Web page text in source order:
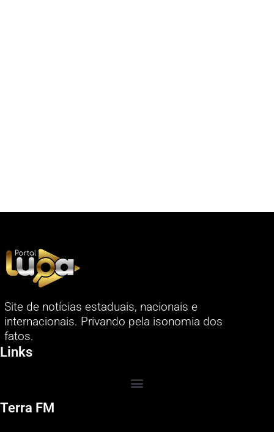
Site de notícias estaduais, nacionais e
internacionais. Privando pela isonomia dos
fatos.
Links
Terra FM